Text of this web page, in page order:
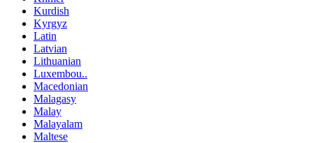
Kurdish
Kyrgyz
Latin
Latvian
Lithuanian
Luxembou..
Macedonian
Malagasy
Malay
Malayalam
Maltese